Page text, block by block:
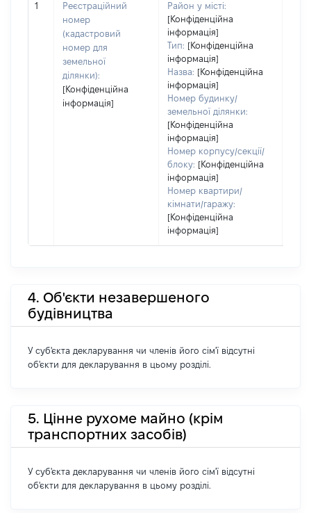
1
Реєстраційний
номер
(кадастровий
номер для
земельної
ділянки):
[Конфіденційна
інформація]
Район у місті:
[Конфіденційна
інформація]
Тип: [Конфіденційна
інформація]
Назва: [Конфіденційна
інформація]
Номер будинку/
земельної ділянки:
[Конфіденційна
інформація]
Номер корпусу/секції/
блоку: [Конфіденційна
інформація]
Номер квартири/
кімнати/гаражу:
[Конфіденційна
інформація]
4. Об'єкти незавершеного
будівництва
У суб'єкта декларування чи членів його сім'ї відсутні
об'єкти для декларування в цьому розділі.
5. Цінне рухоме майно (крім
транспортних засобів)
У суб'єкта декларування чи членів його сім'ї відсутні
об'єкти для декларування в цьому розділі.